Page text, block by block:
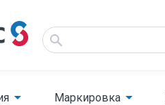
Маркировка